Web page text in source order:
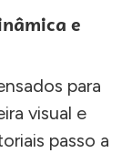
e
para
visual e
passo a